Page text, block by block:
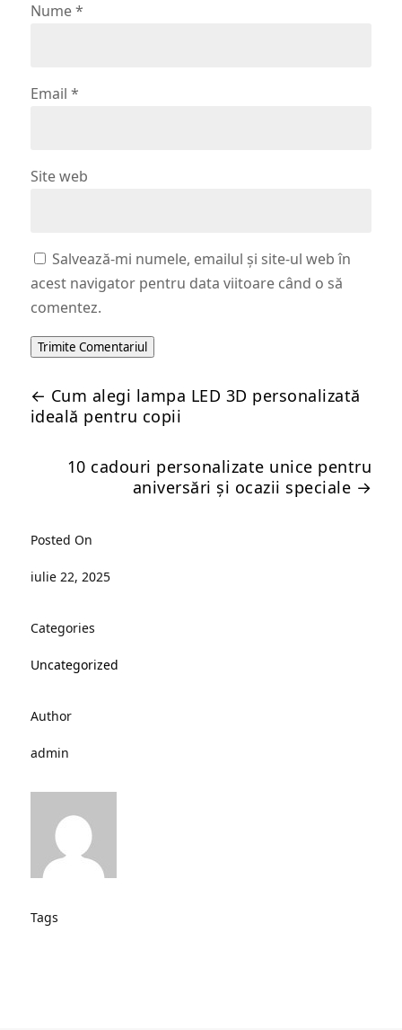
Posted On
iulie 22, 2025
Categories
Uncategorized
Author
admin
Tags
Nume*
Email *
Site web
Salvează-mi numele, emailul și site-ul web în
acest navigator pentru data viitoare când o să
comentez.
Trimite Comentariul
← Cum alegi lampa LED 3D personalizată
ideală pentru copii
10 cadouri personalizate unice pentru
aniversări și ocazii speciale →